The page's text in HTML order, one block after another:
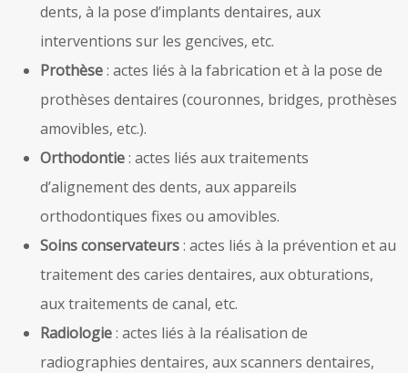
dents, à la pose d’implants dentaires, aux
interventions sur les gencives, etc.
Prothèse: actes liés à la fabrication et à la pose de
prothèses dentaires (couronnes, bridges, prothèses
amovibles, etc.).
Orthodontie: actes liés aux traitements
d’alignement des dents, aux appareils
orthodontiques fixes ou amovibles.
Soins conservateurs: actes liés à la prévention et au
traitement des caries dentaires, aux obturations,
aux traitements de canal, etc.
Radiologie: actes liés à la réalisation de
radiographies dentaires, aux scanners dentaires,